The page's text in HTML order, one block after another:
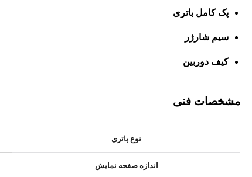
پک کامل باتری
سیم شارژر
کیف دوربین
مشخصات فنی
نوع باتری
اندازه صفحه نمایش